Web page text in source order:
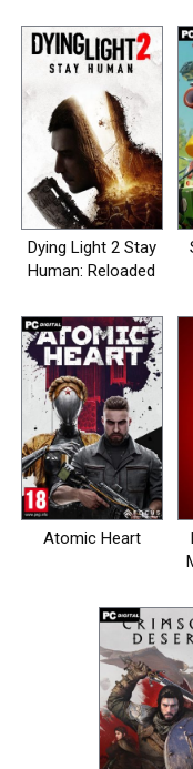
Dying Light 2 Stay
Human: Reloaded
Atomic Heart